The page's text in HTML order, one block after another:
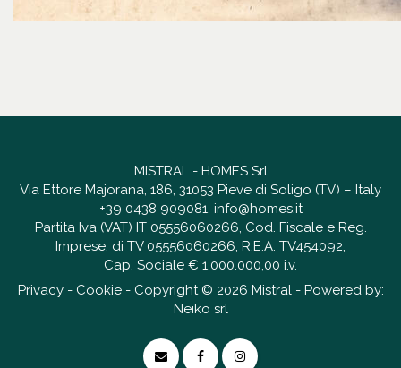
MISTRAL - HOMES Srl
Via Ettore Majorana, 186, 31053 Pieve di Soligo (TV) – Italy
+39 0438 909081, info@homes.it
Partita Iva (VAT) IT 05556060266, Cod. Fiscale e Reg.
Imprese. di TV 05556060266, R.E.A. TV454092,
Cap. Sociale € 1.000.000,00 i.v.
Privacy- Cookie- Copyright © 2026 Mistral - Powered by:
Neiko srl